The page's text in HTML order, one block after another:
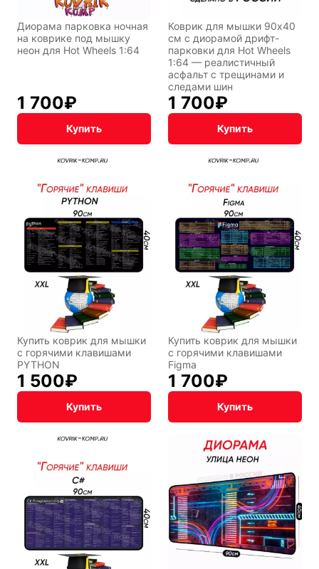
Диорама парковка ночная
на коврике под мышку
неон для Hot Wheels 1:64
1 700₽
Купить
Коврик для мышки 90x40
см с диорамой дрифт-
парковки для Hot Wheels
1:64 — реалистичный
асфальт с трещинами и
следами шин
1 700₽
Купить
Купить коврик для мышки
с горячими клавишами
PYTHON
1 500₽
Купить
Купить коврик для мышки
с горячими клавишами
Figma
1 700₽
Купить